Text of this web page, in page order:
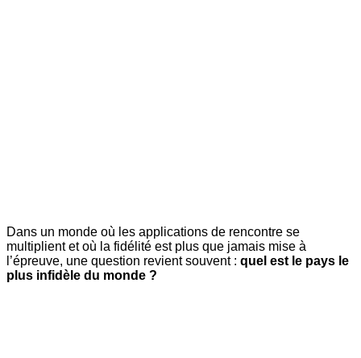
Dans un monde où les applications de rencontre se
multiplient et où la fidélité est plus que jamais mise à
l’épreuve, une question revient souvent : quel est le pays le
plus infidèle du monde ?